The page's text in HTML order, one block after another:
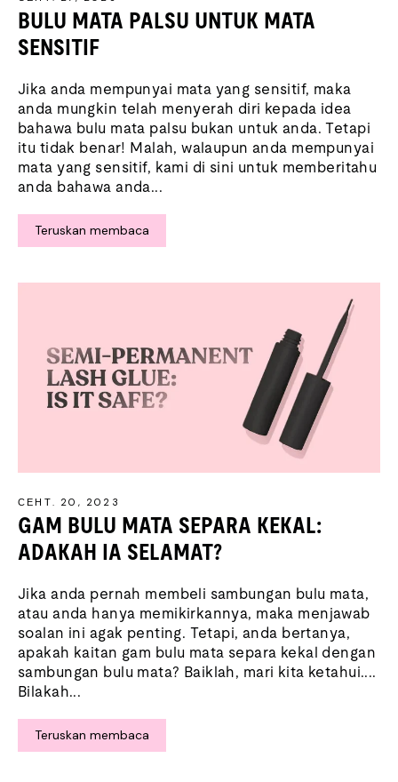
BULU MATA PALSU UNTUK MATA
SENSITIF
Jika anda mempunyai mata yang sensitif, maka
anda mungkin telah menyerah diri kepada idea
bahawa bulu mata palsu bukan untuk anda. Tetapi
itu tidak benar! Malah, walaupun anda mempunyai
mata yang sensitif, kami di sini untuk memberitahu
anda bahawa anda...
Teruskan membaca
СЕНТ. 20, 2023
GAM BULU MATA SEPARA KEKAL:
ADAKAH IA SELAMAT?
Jika anda pernah membeli sambungan bulu mata,
atau anda hanya memikirkannya, maka menjawab
soalan ini agak penting. Tetapi, anda bertanya,
apakah kaitan gam bulu mata separa kekal dengan
sambungan bulu mata? Baiklah, mari kita ketahui....
Bilakah...
Teruskan membaca